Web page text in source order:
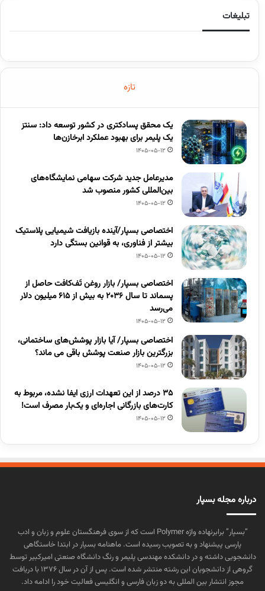
تبلیغات
تازه
یک محقق پسادکتری در کشور توسعه داد: سنتز
یک پلیمر برای بهبود عملکرد ابرخازن‌ها
1405-05-12
مدیرعامل جدید شرکت سهامی نمایشگاه‌های
بین‌المللی کشور منصوب شد
1405-05-12
اختصاصی بسپار/آینده بازیافت شیمیایی پلاستیک
بیشتر از فناوری، به قوانین بستگی دارد
1405-05-12
اختصاصی بسپار/ بازار روغن تَف‌کافت حاصل از
پسماند تا سال ۲۰۳۶ به بیش از ۶۱۵ میلیون دلار
می‌رسد
1405-05-12
اختصاصی بسپار/ آیا بازار پوشش‌های ساختمانی،
بزرگترین بازار صنعت پوشش باقی می ماند؟
1405-05-12
۳۵ درصد از این تعهدات ارزی ایفا نشده، مربوط به
کارت‌های بازرگانی اجاره‌ای و یک‌بار مصرف است!
1405-05-12
درباره مجله بسپار
“بسپار” برابرنهاده واژه Polymer است که از سوی فرهنگستان علوم و زبان و ادب
پارسی پیشنهاد و به تصویب رسیده است. ماهنامه بسپار در ابتدا خاستگاهی
دانشجویی داشته و در دانشکده مهندسی پلیمر و رنگ دانشگاه صنعتی امیرکبیر توسط
گروهی از دانشجویان این رشته منتشر شده است. پس از آن در سال ۱۳۷۶ با دریافت
مجوز انتشار بین المللی به دو زبان فارسی و انگلیسی فعالیت خود را ادامه داد.